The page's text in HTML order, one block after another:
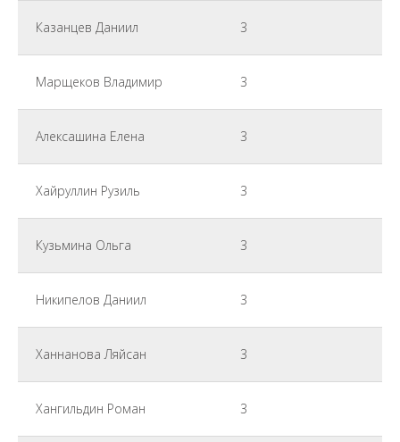
Казанцев Даниил 3
Марщеков Владимир 3
Алексашина Елена 3
Хайруллин Рузиль 3
Кузьмина Ольга 3
Никипелов Даниил 3
Ханнанова Ляйсан 3
Хангильдин Роман 3